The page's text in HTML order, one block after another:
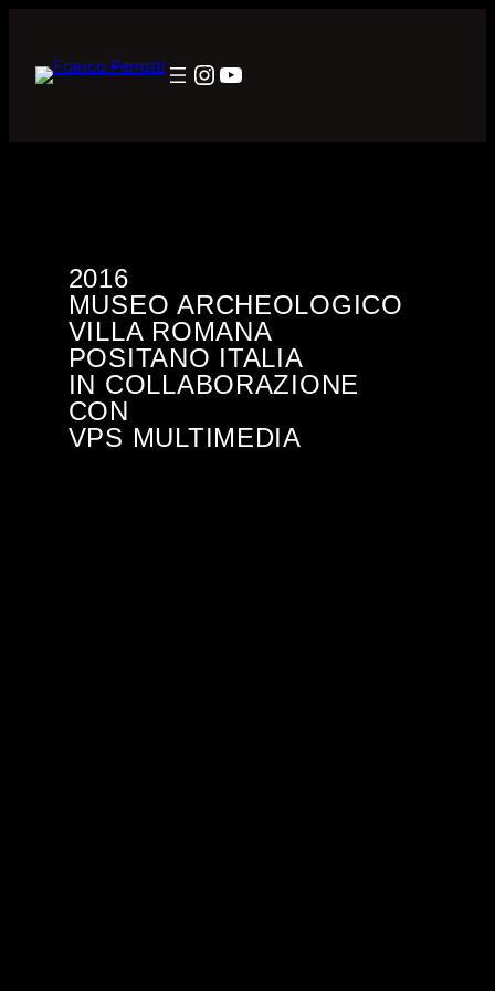
contenuto
Instagram
YouTube
2016
MUSEO ARCHEOLOGICO
VILLA ROMANA
POSITANO ITALIA
IN COLLABORAZIONE
CON
VPS MULTIMEDIA